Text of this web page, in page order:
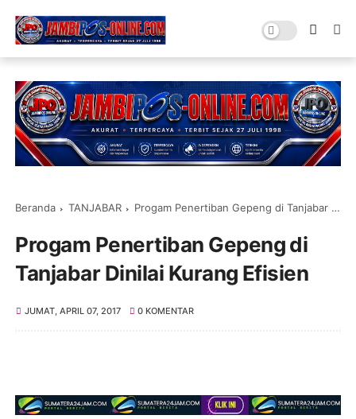
Beranda TANJABAR Progam Penertiban Gepeng di Tanjabar Dinilai Kurang Efisien
Progam Penertiban Gepeng di
Tanjabar Dinilai Kurang Efisien
JUMAT, APRIL 07, 2017 0 KOMENTAR